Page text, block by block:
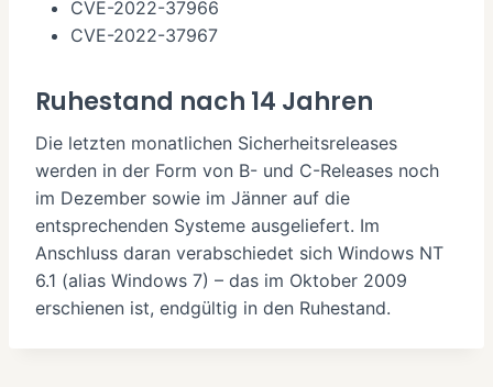
CVE-2022-37966
CVE-2022-37967
Ruhestand nach 14 Jahren
Die letzten monatlichen Sicherheitsreleases
werden in der Form von B- und C-Releases noch
im Dezember sowie im Jänner auf die
entsprechenden Systeme ausgeliefert. Im
Anschluss daran verabschiedet sich Windows NT
6.1 (alias Windows 7) – das im Oktober 2009
erschienen ist, endgültig in den Ruhestand.